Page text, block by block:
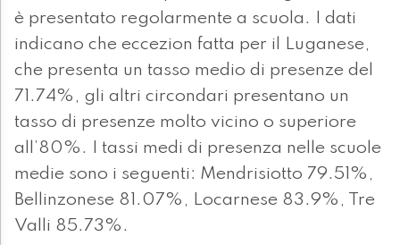
è presentato regolarmente a scuola. I dati
indicano che eccezion fatta per il Luganese,
che presenta un tasso medio di presenze del
71.74%, gli altri circondari presentano un
tasso di presenze molto vicino o superiore
all’80%. I tassi medi di presenza nelle scuole
medie sono i seguenti: Mendrisiotto 79.51%,
Bellinzonese 81.07%, Locarnese 83.9%, Tre
Valli 85.73%.